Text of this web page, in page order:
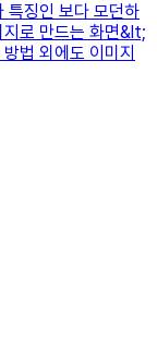
특징인 보다 모던하
로 만드는 화면&lt;
법 외에도 이미지